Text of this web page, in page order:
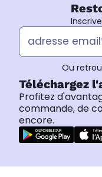
Ou
Téléchargez
Profitez
commande, de
encore.